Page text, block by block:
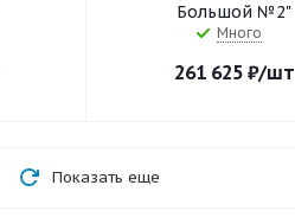
Большой №2"
Много
261 625₽/шт
Показать еще